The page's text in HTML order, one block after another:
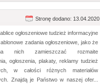
Stronę dodano: 13.04.2020
ogłoszeniowe tudzież informacyjne
zadania ogłoszeniowe, jako że
nich zamieszczać rozmaite
ogłoszenia, plakaty, reklamy tudzież
w całości różnych materiałów
Znajdą je Państwo w naszej ofer...